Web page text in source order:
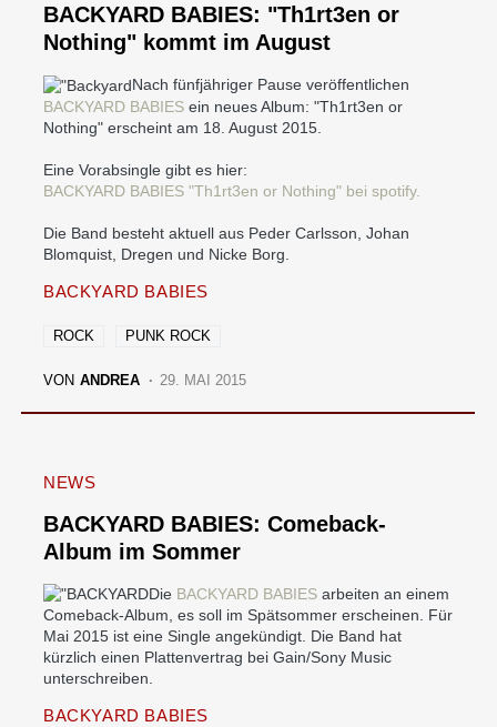
BACKYARD BABIES: "Th1rt3en or
Nothing" kommt im August
Nach fünfjähriger Pause veröffentlichen
BACKYARD BABIES ein neues Album: "Th1rt3en or
Nothing" erscheint am 18. August 2015.
Eine Vorabsingle gibt es hier:
BACKYARD BABIES "Th1rt3en or Nothing" bei spotify.
Die Band besteht aktuell aus Peder Carlsson, Johan
Blomquist, Dregen und Nicke Borg.
BACKYARD BABIES
ROCK PUNK ROCK
VON ANDREA 29. MAI 2015
NEWS
BACKYARD BABIES: Comeback-
Album im Sommer
Die BACKYARD BABIES arbeiten an einem
Comeback-Album, es soll im Spätsommer erscheinen. Für
Mai 2015 ist eine Single angekündigt. Die Band hat
kürzlich einen Plattenvertrag bei Gain/Sony Music
unterschreiben.
BACKYARD BABIES